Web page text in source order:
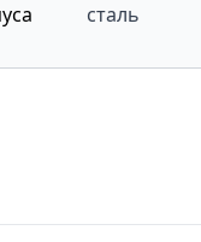
сталь